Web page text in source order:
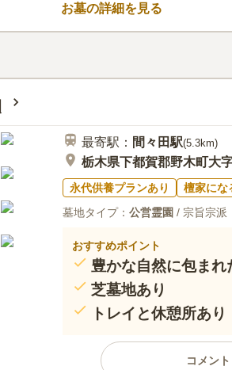
みんなの評価
いるのでその点でも安心出来ま
お墓の詳細を見る
最寄駅： 間々田駅(5.3km)
栃木県下都賀郡野木町大
永代供養プランあり
檀家にな
墓地タイプ： 公営霊園 / 宗旨宗派
おすすめポイント
豊かな自然に包まれ
芝墓地あり
トレイと休憩所あり
コメン